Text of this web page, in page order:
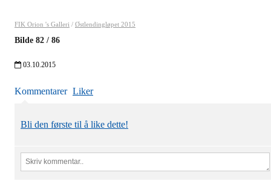
FIK Orion 's Galleri / Østlendingløpet 2015
Bilde 82 / 86
03.10.2015
Kommentarer Liker
Bli den første til å like dette!